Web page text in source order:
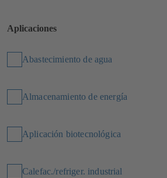
Aplicaciones
Abastecimiento de agua
Almacenamiento de energía
Aplicación biotecnológica
Calefac./refriger. industrial